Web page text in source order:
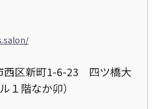
西区新町1-6-23 四ツ橋大
１階なか卯）